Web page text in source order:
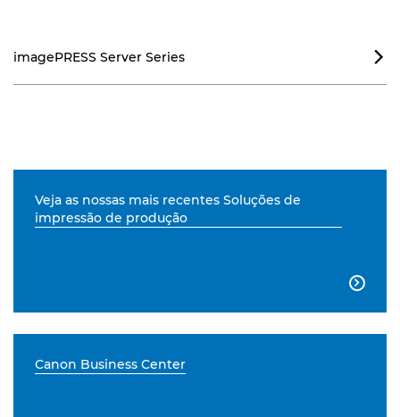
imagePRESS Server Series 
Veja as nossas mais recentes Soluções de
impressão de produção

Canon Business Center